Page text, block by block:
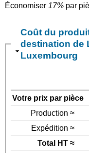
Économiser 17% par
Coût du
destination de
Luxembourg
Votre prix par pièce
Production ≈
Expédition ≈
Total HT ≈